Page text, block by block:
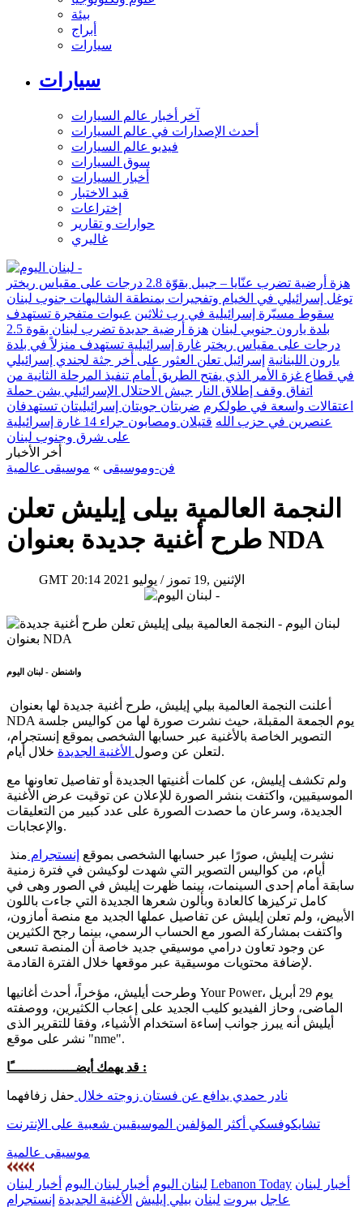
بيئة
أبراج
سيارات
سيارات
آخر أخبار عالم السيارات
أحدث الإصدارات في عالم السيارات
فيديو عالم السيارات
سوق السيارات
أخبار السيارات
قيد الاختبار
إختراعات
حوارات و تقارير
غاليري
هزة أرضية تضرب عنّايا – جبيل بقوّة 2.8 درجات على مقياس ريختر
توغل إسرائيلي في الخيام وتفجيرات بمنطقة الشاليهات جنوب لبنان
سقوط مسيّرة إسرائيلية في رب ثلاثين عبوات متفجرة تستهدف
بلدة يارون جنوبي لبنان
هزة أرضية جديدة تضرب لبنان بقوة 2.5
درجات على مقياس ريختر غارة إسرائيلية تستهدف منزلاً في بلدة
يارون اللبنانية إسرائيل تعلن العثور على أخر جثة لجندي إسرائيلي
في قطاع غزة الأمر الذي يفتح الطريق أمام تنفيذ المرحلة الثانية من
اتفاق وقف إطلاق النار جيش الاحتلال الإسرائيلي يشن حملة
اعتقالات واسعة في طولكرم ضربتان جويتان إسرائيليتان تستهدفان
عنصرين في حزب الله
قتيلان ومصابون جراء 14 غارة إسرائيلية
على شرق وجنوب لبنان
أخر الأخبار
فن-وموسيقى » موسيقى عالمية
النجمة العالمية بيلى إيليش تعلن
طرح أغنية جديدة بعنوان NDA
GMT 20:14 2021 الإثنين ,19 تموز / يوليو
واشنطن - لبنان اليوم
NDA يوم الجمعة المقبلة، حيث نشرت صورة لها من كواليس جلسة
التصوير الخاصة بالأغنية عبر حسابها الشخصى بموقع إنستجرام،
لتعلن عن وصول الأغنية الجديدة خلال أيام.
ولم تكشف إيليش، عن كلمات أغنيتها الجديدة أو تفاصيل تعاونها مع
الموسيقيين، واكتفت بنشر الصورة للإعلان عن توقيت عرض الأغنية
الجديدة، وسرعان ما حصدت الصورة على عدد كبير من التعليقات
والإعجابات.
نشرت إيليش، صورًا عبر حسابها الشخصى بموقع إنستجرام منذ
أيام، من كواليس التصوير التي شهدت لوكيشن في فترة زمنية
سابقة أمام إحدى السينمات، بينما ظهرت إيليش في الصور وهى في
كامل تركيزها كالعادة وبألون شعرها الجديدة التي جاءت باللون
الأبيض، ولم تعلن إيليش عن تفاصيل عملها الجديد مع منصة أمازون،
واكتفت بمشاركة الصور مع الحساب الرسمي، بينما رجح الكثيرين
عن وجود تعاون درامي موسيقي جديد خاصة أن المنصة تسعى
لإضافة محتويات موسيقية عبر موقعها خلال الفترة القادمة.
وطرحت أيليش، مؤخراً، أحدث أغانيها Your Power، يوم 29 أبريل
الماضى، وحاز الفيديو كليب الجديد على إعجاب الكثيرين، ووصفته
أيليش أنه يبرز جوانب إساءة استخدام الأشياء، وفقا للتقرير الذى
نشر على موقع "nme".
قد يهمك أيضــــــــــــــــًا :
نادر حمدي يدافع عن فستان زوجته خلال حفل زفافهما
تشايكوفسكي أكثر المؤلفين الموسيقيين شعبية على الإنترنت
موسيقى عالمية
لبنان اليوم أخبار لبنان اليوم أخبار لبنان Lebanon Today أخبار لبنان
عاجل بيروت لبنان بيلي إيليش الأغنية الجديدة إنستجرام